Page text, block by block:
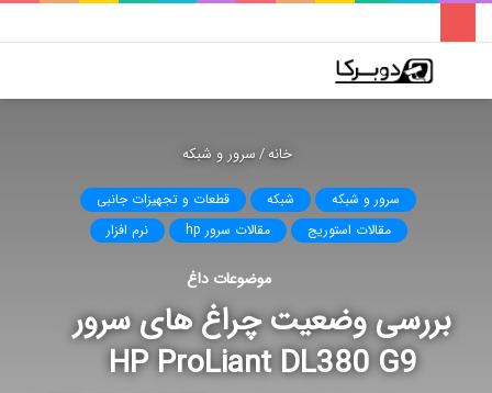
پوسته
فهرست
خانه/سرور و شبکه
سرور و شبکه شبکه
قطعات و تجهیزات جانبی
مقالات استوریج
مقالات سرور hp نرم افزار
موضوعات داغ
بررسی وضعیت چراغ های سرور
HP ProLiant DL380 G9